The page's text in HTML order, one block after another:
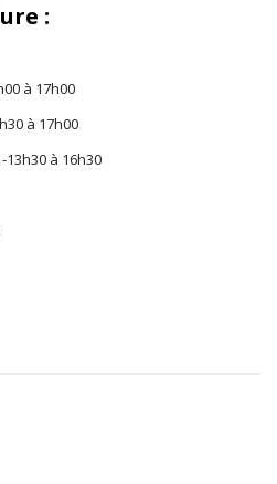
:
à 17h00
à 17h00
13h30 à 16h30